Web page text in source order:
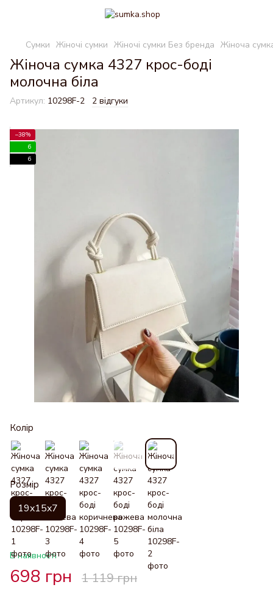
Сумки Жіночі сумки Жіночі сумки Без бренда Жіноча
Жіноча сумка 4327 крос-боді
молочна біла
Артикул: 10298F-2 2 відгуки
−38%
6
6
Колір
Розмір
19x15x7
В наявності
698 грн 1 119 грн